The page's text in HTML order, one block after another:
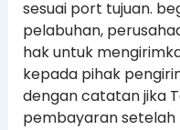
sesuai port tujuan.
pelabuhan,
hak untuk
kepada pihak
dengan catatan jika
pembayaran setelah